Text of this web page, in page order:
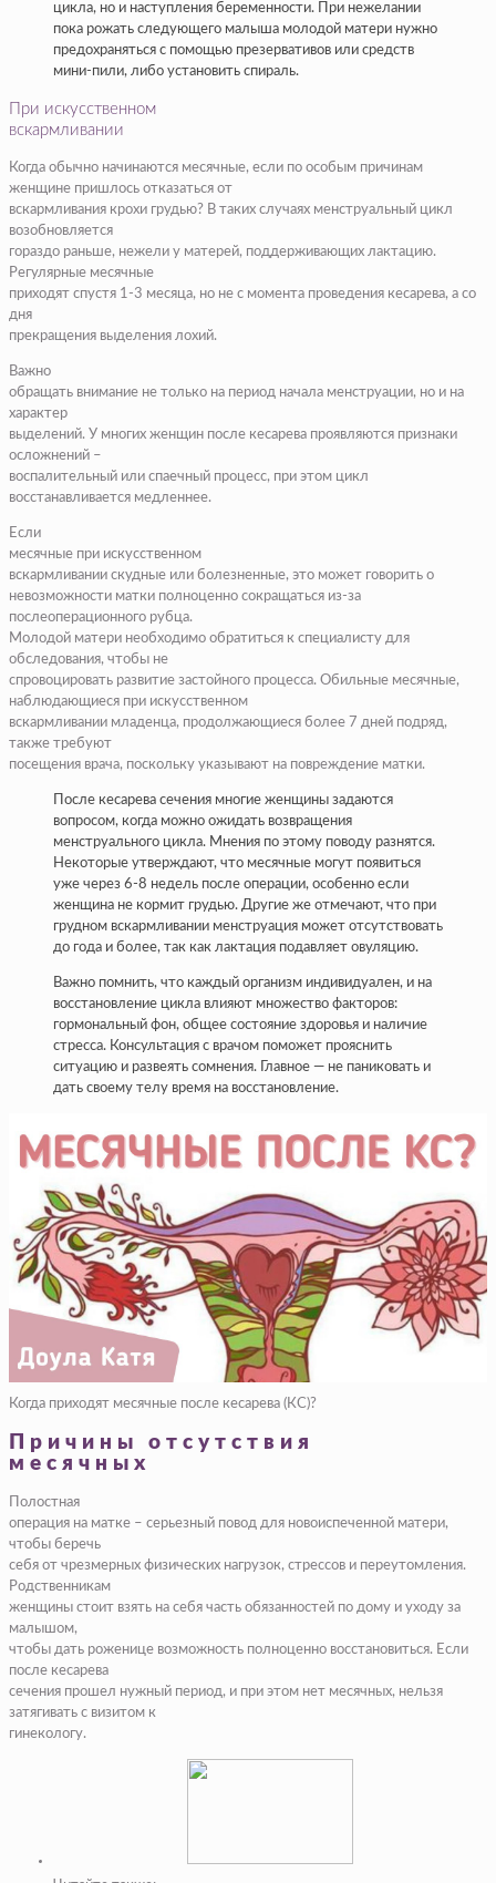
цикла, но и наступления беременности. При нежелании
пока рожать следующего малыша молодой матери нужно
предохраняться с помощью презервативов или средств
мини-пили, либо установить спираль.
При искусственном
вскармливании
Когда обычно начинаются месячные, если по особым причинам
женщине пришлось отказаться от
вскармливания крохи грудью? В таких случаях менструальный цикл
возобновляется
гораздо раньше, нежели у матерей, поддерживающих лактацию.
Регулярные месячные
приходят спустя 1-3 месяца, но не с момента проведения кесарева, а со
дня
прекращения выделения лохий.
Важно
обращать внимание не только на период начала менструации, но и на
характер
выделений. У многих женщин после кесарева проявляются признаки
осложнений –
воспалительный или спаечный процесс, при этом цикл
восстанавливается медленнее.
Если
месячные при искусственном
вскармливании скудные или болезненные, это может говорить о
невозможности матки полноценно сокращаться из-за
послеоперационного рубца.
Молодой матери необходимо обратиться к специалисту для
обследования, чтобы не
спровоцировать развитие застойного процесса. Обильные месячные,
наблюдающиеся при искусственном
вскармливании младенца, продолжающиеся более 7 дней подряд,
также требуют
посещения врача, поскольку указывают на повреждение матки.
После кесарева сечения многие женщины задаются
вопросом, когда можно ожидать возвращения
менструального цикла. Мнения по этому поводу разнятся.
Некоторые утверждают, что месячные могут появиться
уже через 6-8 недель после операции, особенно если
женщина не кормит грудью. Другие же отмечают, что при
грудном вскармливании менструация может отсутствовать
до года и более, так как лактация подавляет овуляцию.
Важно помнить, что каждый организм индивидуален, и на
восстановление цикла влияют множество факторов:
гормональный фон, общее состояние здоровья и наличие
стресса. Консультация с врачом поможет прояснить
ситуацию и развеять сомнения. Главное — не паниковать и
дать своему телу время на восстановление.
Когда приходят месячные после кесарева (КС)?
Причины отсутствия
месячных
Полостная
операция на матке – серьезный повод для новоиспеченной матери,
чтобы беречь
себя от чрезмерных физических нагрузок, стрессов и переутомления.
Родственникам
женщины стоит взять на себя часть обязанностей по дому и уходу за
малышом,
чтобы дать роженице возможность полноценно восстановиться. Если
после кесарева
сечения прошел нужный период, и при этом нет месячных, нельзя
затягивать с визитом к
гинекологу.